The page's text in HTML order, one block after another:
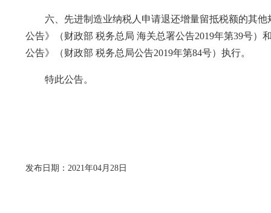
六、先进制造业纳税人申请退还增量留抵税额的其他
公告》（财政部 税务总局 海关总署公告2019年第39号
公告》（财政部 税务总局公告2019年第84号）执行。
特此公告。
发布日期：2021年04月28日